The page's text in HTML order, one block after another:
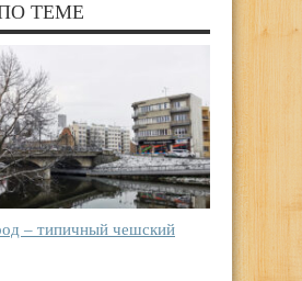
ТЕМЕ
– типичный чешский